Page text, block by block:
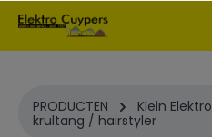
PRODUCTEN Klein Elektro
krultang / hairstyler